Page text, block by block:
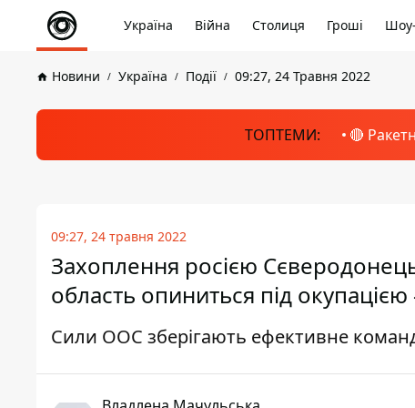
Україна Війна Столиця Гроші
Новини Україна Події 09:27, 24 Травня 2022
ТОПТЕМИ: 🔴
09:27, 24 травня 2022
Захоплення росією
область опиниться під
Сили ООС зберігають ефективне